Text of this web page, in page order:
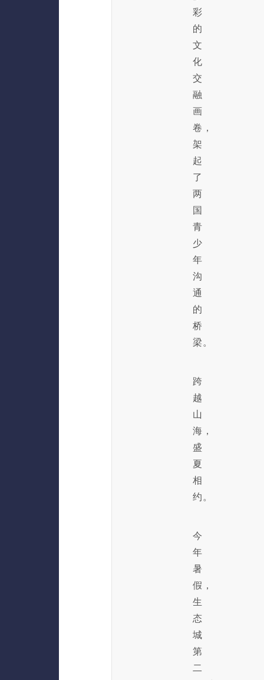
彩
的
文
化
交
融
画
卷，
架
起
了
两
国
青
少
年
沟
通
的
桥
梁。
跨
越
山
海，
盛
夏
相
约。
今
年
暑
假，
生
态
城
第
二